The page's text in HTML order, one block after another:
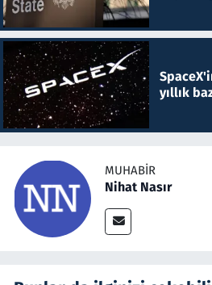
yıllık
MUHABIR
Nihat Nasır